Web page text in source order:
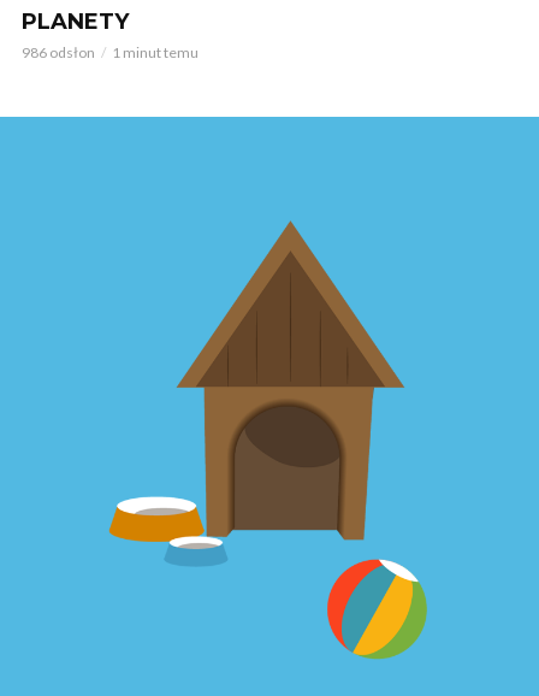
PLANETY
986 odsłon 1 minut temu